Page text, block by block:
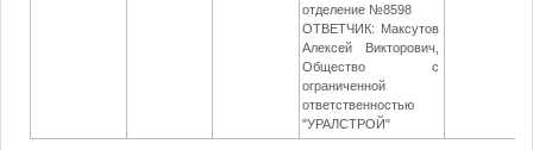
отделение №8598
ОТВЕТЧИК: Максутов
Алексей Викторович,
Общество с
ограниченной
ответственностью
"УРАЛСТРОЙ"